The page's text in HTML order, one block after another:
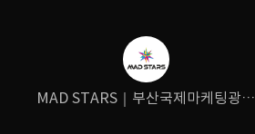
MAD STARS｜부산국제마케팅광고